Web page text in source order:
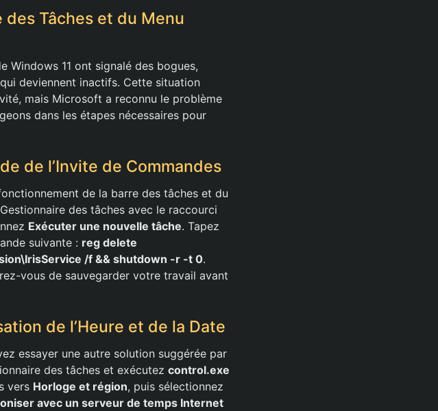
Tâches et du Menu
Windows 11 ont signalé des bogues,
deviennent inactifs. Cette situation
mais Microsoft a reconnu le problème
dans les étapes nécessaires pour
de l’Invite de Commandes
de la barre des tâches et du
des tâches avec le raccourci
Exécuter une nouvelle tâche. Tapez
suivante : reg delete
/f && shutdown -r -t 0.
vous de sauvegarder votre travail avant
de l’Heure et de la Date
essayer une autre solution suggérée par
des tâches et exécutez control.exe
vers Horloge et région, puis sélectionnez
avec un serveur de temps Internet